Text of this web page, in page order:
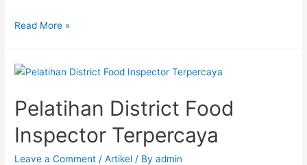
Read More »
Pelatihan District Food
Inspector Terpercaya
Leave a Comment /Artikel / Byadmin